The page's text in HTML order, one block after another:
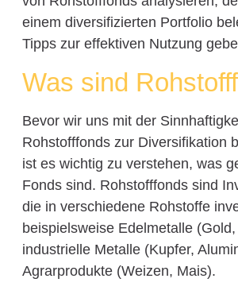
einem diversifizierten Portfolio
Tipps zur effektiven Nutzung
Was sind
Bevor wir uns mit der
Rohstofffonds zur Diversifikation
ist es wichtig zu verstehen, was
Fonds sind. Rohstofffonds sind
die in verschiedene Rohstoffe
beispielsweise Edelmetalle
industrielle Metalle (Kupfer,
Agrarprodukte (Weizen, Mais).